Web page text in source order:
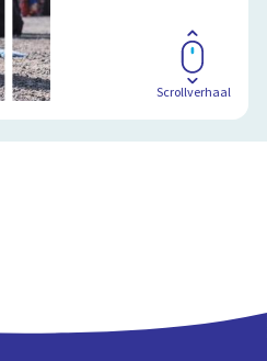
Scrollverhaal